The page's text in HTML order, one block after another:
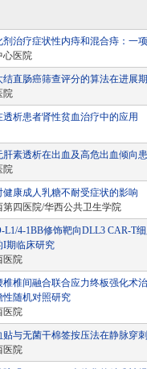
剂治疗症状性内痔和混合痔：一
心医院
结直肠癌筛查评分的算法在进展
院
析患者肾性贫血治疗中的应用
肝素透析在出血及高危出血倾向
院
健康成人乳糖不耐受症状的影响
第四医院/华西公共卫生学院
L1/4-1BB修饰靶向DLL3 CAR-T
I期临床研究
医院
椎椎间融合联合应力终板强化术
性随机对照研究
医院
贴与无菌干棉签按压法在静脉穿
医院